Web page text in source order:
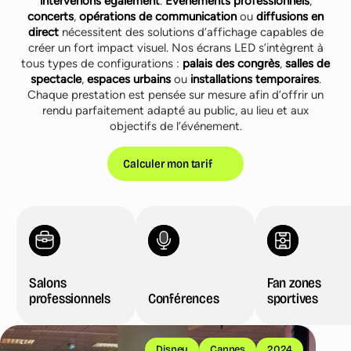
concerts, opérations de communicationou diffusions en
directnécessitent des solutions d’affichage capables de
créer un fort impact visuel. Nos écrans LED s’intègrent à
tous types de configurations : palais des congrès, salles de
spectacle, espaces urbainsou installations temporaires.
Chaque prestation est pensée sur mesure afin d’offrir un
rendu parfaitement adapté au public, au lieu et aux
objectifs de l’événement.
Calculer mon tarif
Salons
professionnels
Conférences
Fan zones
sportives
Salons professionnels ConférencesFan zones sportives